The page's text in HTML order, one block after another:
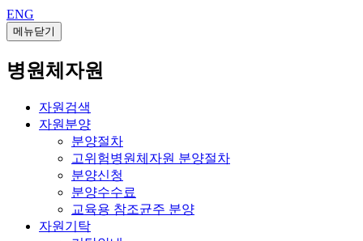
ENG
메뉴닫기
병원체자원
자원검색
자원분양
분양절차
고위험병원체자원 분양절차
분양신청
분양수수료
교육용 참조균주 분양
자원기탁